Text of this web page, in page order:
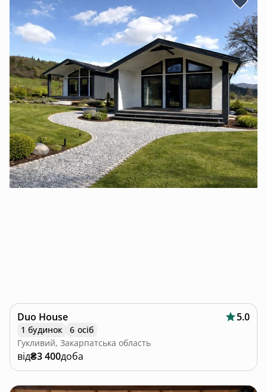
Duo House 5.0
1 будинок
6 осіб
Гукливий, Закарпатська область
від₴3 400доба